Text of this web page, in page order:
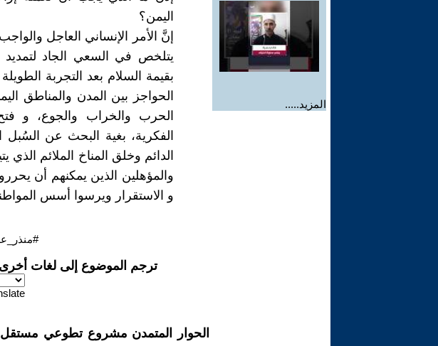
المزيد.....
اليمن؟
إنَّ الأمر الإنساني العاجل
يتلخص في السعي الجاد
بقيمة السلام بعد التجربة
الحواجز بين المدن والمناطق
الحرب والخراب والجوع، و
الفكرية، بغية البحث عن
الدائم وخلق المناخ الملائم
والمؤهلين الذين يمكنهم أن
و الاستقرار ويرسوا أسس
ترجم الموضوع إلى لغات
الحوار المتمدن مشروع تطوعي مستقل